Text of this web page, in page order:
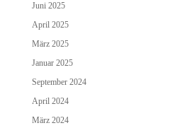
Juni 2025
April 2025
März 2025
Januar 2025
September 2024
April 2024
März 2024